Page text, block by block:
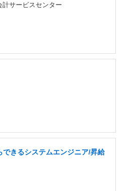
サービスセンター
できるシステムエンジニア/昇給